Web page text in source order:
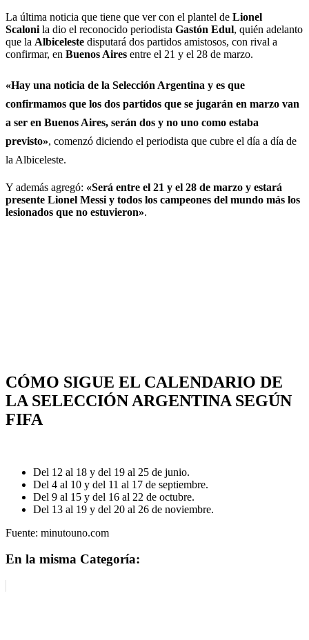
La última noticia que tiene que ver con el plantel de Lionel
Scaloni la dio el reconocido periodista Gastón Edul, quién adelanto
que la Albiceleste disputará dos partidos amistosos, con rival a
confirmar, en Buenos Aires entre el 21 y el 28 de marzo.
«Hay una noticia de la Selección Argentina y es que
confirmamos que los dos partidos que se jugarán en marzo van
a ser en Buenos Aires, serán dos y no uno como estaba
previsto», comenzó diciendo el periodista que cubre el día a día de
la Albiceleste.
Y además agregó: «Será entre el 21 y el 28 de marzo y estará
presente Lionel Messi y todos los campeones del mundo más los
lesionados que no estuvieron».
CÓMO SIGUE EL CALENDARIO DE
LA SELECCIÓN ARGENTINA SEGÚN
FIFA
Del 12 al 18 y del 19 al 25 de junio.
Del 4 al 10 y del 11 al 17 de septiembre.
Del 9 al 15 y del 16 al 22 de octubre.
Del 13 al 19 y del 20 al 26 de noviembre.
Fuente: minutouno.com
En la misma Categoría: